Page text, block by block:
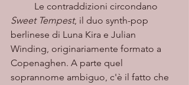
	Le contraddizioni circondano
Sweet Tempest, il duo synth-pop
berlinese di Luna Kira e Julian
Winding, originariamente formato a
Copenaghen. A parte quel
soprannome ambiguo, c'è il fatto che